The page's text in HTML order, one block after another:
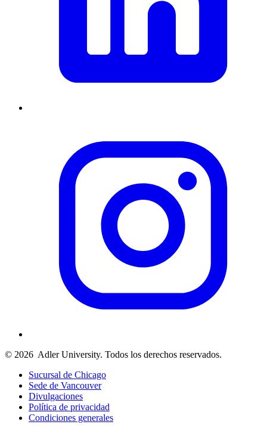
© 2026 Adler University. Todos los derechos reservados.
Sucursal de Chicago
Sede de Vancouver
Divulgaciones
Política de privacidad
Condiciones generales